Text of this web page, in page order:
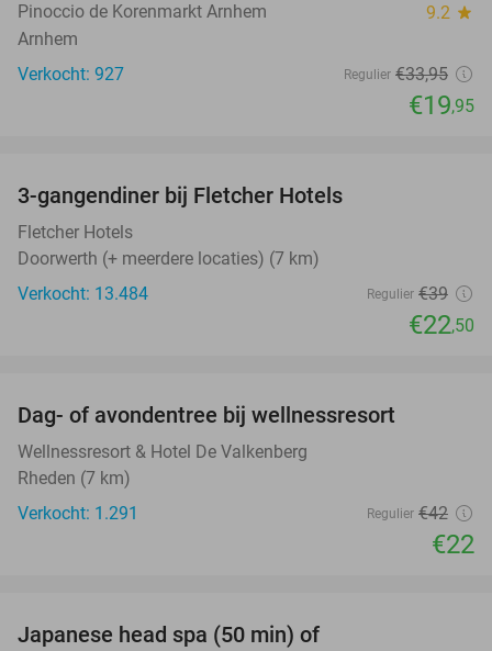
Pinoccio de Korenmarkt Arnhem 9.2 star
Arnhem
Verkocht: 927
Regulier €33,95
€19,95
3-gangendiner bij Fletcher Hotels
Fletcher Hotels
Doorwerth (+ meerdere locaties) (7 km)
Verkocht: 13.484
Regulier €39
€22,50
Dag- of avondentree bij wellnessresort
Wellnessresort & Hotel De Valkenberg
Rheden (7 km)
Verkocht: 1.291
Regulier €42
€22
Japanese head spa (50 min) of